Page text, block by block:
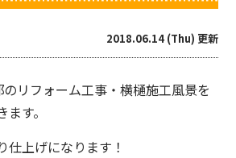
2018.06.14 (Thu) 更新
リフォーム工事・横樋施工風景を
す。
仕上げになります！